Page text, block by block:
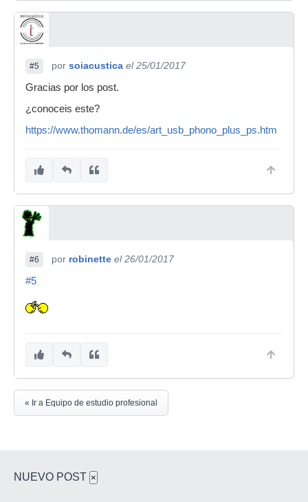
#5 por soiacustica el 25/01/2017
Gracias por los post.
¿conoceis este?
https://www.thomann.de/es/art_usb_phono_plus_ps.htm
#6 por robinette el 26/01/2017
#5
« Ir a Equipo de estudio profesional
NUEVO POST ×